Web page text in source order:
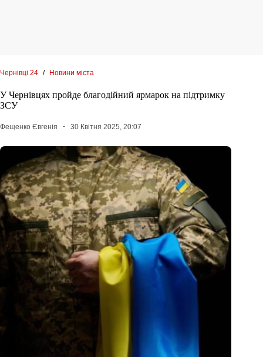
Чернівці 24 / Новини міста
У Чернівцях пройде благодійний ярмарок на підтримку
ЗСУ
Фещенко Євгенія 30 Квітня 2025, 20:07